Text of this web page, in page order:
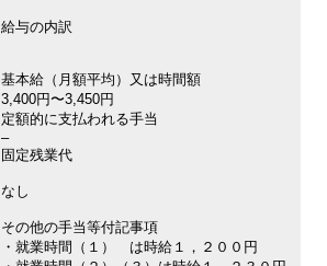
給与の内訳
基本給（月額平均）又は時間額
3,400円〜3,450円
定額的に支払われる手当
–
固定残業代
なし
その他の手当等付記事項
・就業時間（１） は時給１，２００円